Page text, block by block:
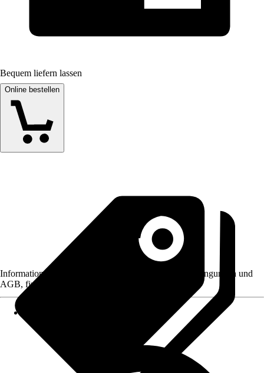
Bequem liefern lassen
Online bestellen
Informationen des Verkäufers, wie z. B. Rückgabebedingungen und
AGB, finden Sie bei Klick auf den Verkäufernamen.